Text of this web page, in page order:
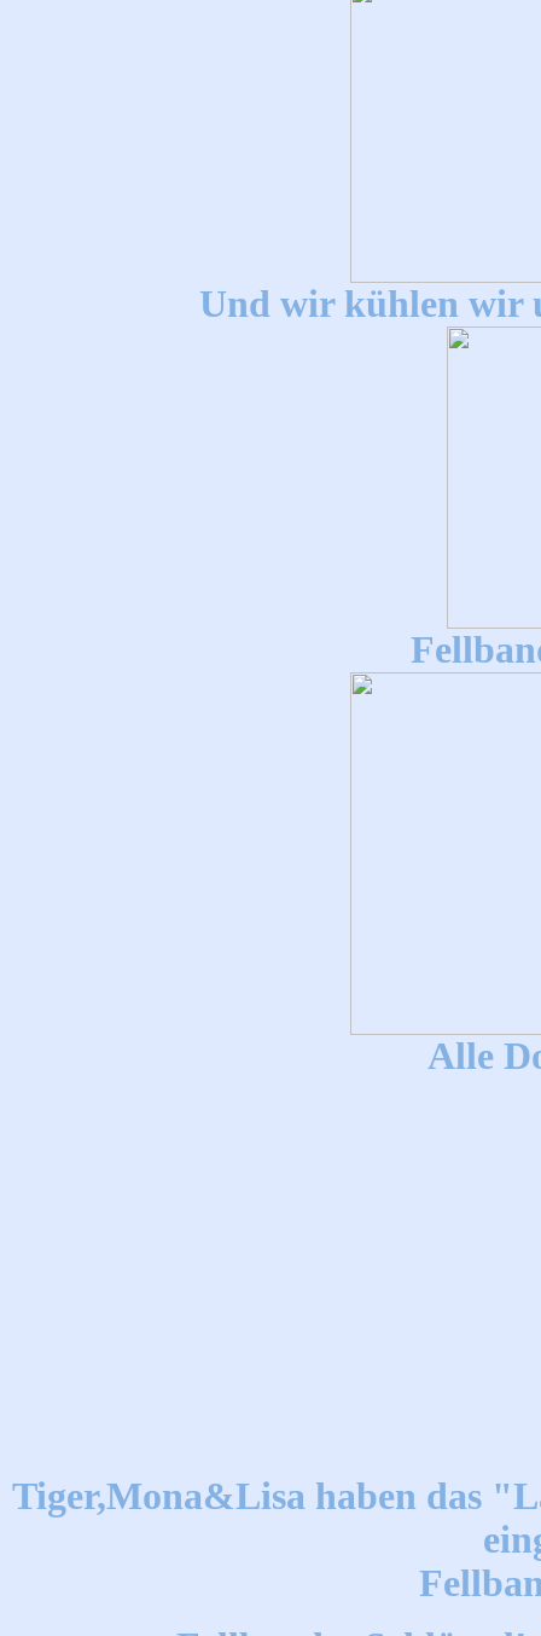
Und wir kühlen wir
Alle
Tiger,Mona&Lisa haben das